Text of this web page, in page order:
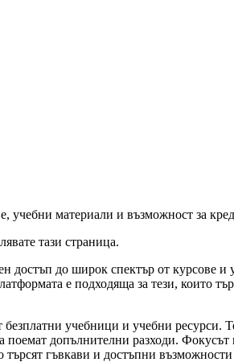
учебни материали и възможност за
тази страница.
достъп до широк спектър от
е подходяща за тези, които
учебници и учебни ресурси.
допълнителни разходи.
гъвкави и достъпни възможности